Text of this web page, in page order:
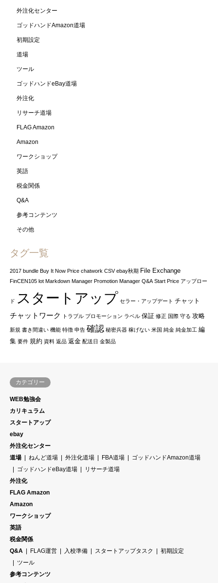
外注化センター
ゴッドハンドAmazon道場
初期設定
道場
ツール
ゴッドハンドeBay道場
外注化
リサーチ道場
FLAG Amazon
Amazon
ワークショップ
英語
税金関係
Q&A
参考コンテンツ
その他
タグ一覧
2017 bundle Buy It Now Price chatwork CSV ebay秋期 File Exchange
FinCEN105 lot Markdown Manager Promotion Manager Q&A Start Price アップロー
ド スタートアップ セラー・アップデート チャット
チャットワーク トラブル プロモーション ラベル 保証 修正 国際 守る 攻略
新規 書き間違い 機能 特徴 申告 確認 秘密兵器 稼げない 米国 純金 純金加工 編
集 要件 規約 資料 返品 返金 配送日 金製品
カテゴリー
WEB勉強会
カリキュラム
スタートアップ
ebay
外注化センター
道場
ねんど道場 外注化道場 FBA道場
ゴッドハンドAmazon道場
ゴッドハンドeBay道場
リサーチ道場
外注化
FLAG Amazon
Amazon
ワークショップ
英語
税金関係
Q&A
FLAG運営 入校準備 スタートアップタスク
初期設定
ツール
参考コンテンツ